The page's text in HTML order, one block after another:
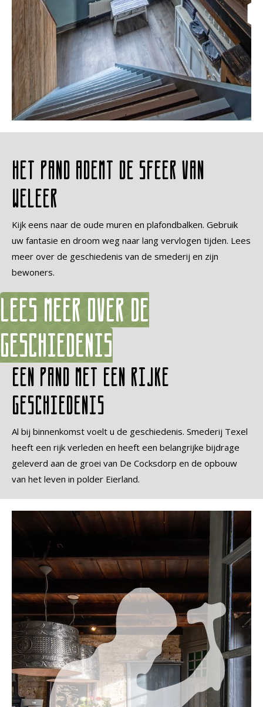
Het pand ademt de sfeer van
weleer
Kijk eens naar de oude muren en plafondbalken. Gebruik
uw fantasie en droom weg naar lang vervlogen tijden. Lees
meer over de geschiedenis van de smederij en zijn
bewoners.
Lees meer over de
geschiedenis
Een pand met een rijke
geschiedenis
Al bij binnenkomst voelt u de geschiedenis. Smederij Texel
heeft een rijk verleden en heeft een belangrijke bijdrage
geleverd aan de groei van De Cocksdorp en de opbouw
van het leven in polder Eierland.